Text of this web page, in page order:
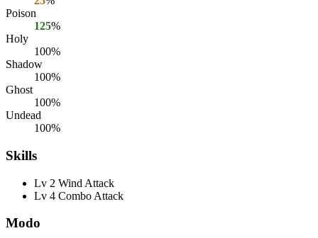
Poison
125%
Holy
100%
Shadow
100%
Ghost
100%
Undead
100%
Skills
Lv 2 Wind Attack
Lv 4 Combo Attack
Modo